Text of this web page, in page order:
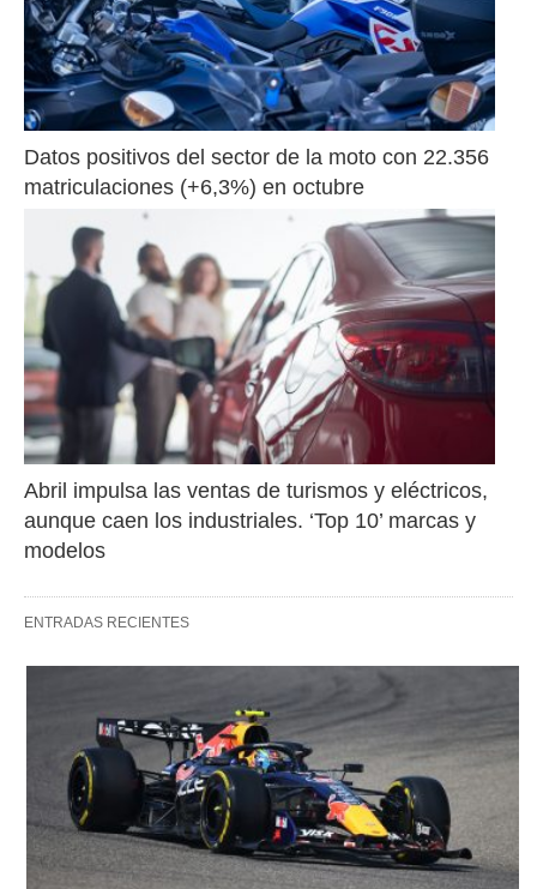
Datos positivos del sector de la moto con 22.356
matriculaciones (+6,3%) en octubre
Abril impulsa las ventas de turismos y eléctricos,
aunque caen los industriales. ‘Top 10’ marcas y
modelos
ENTRADAS RECIENTES